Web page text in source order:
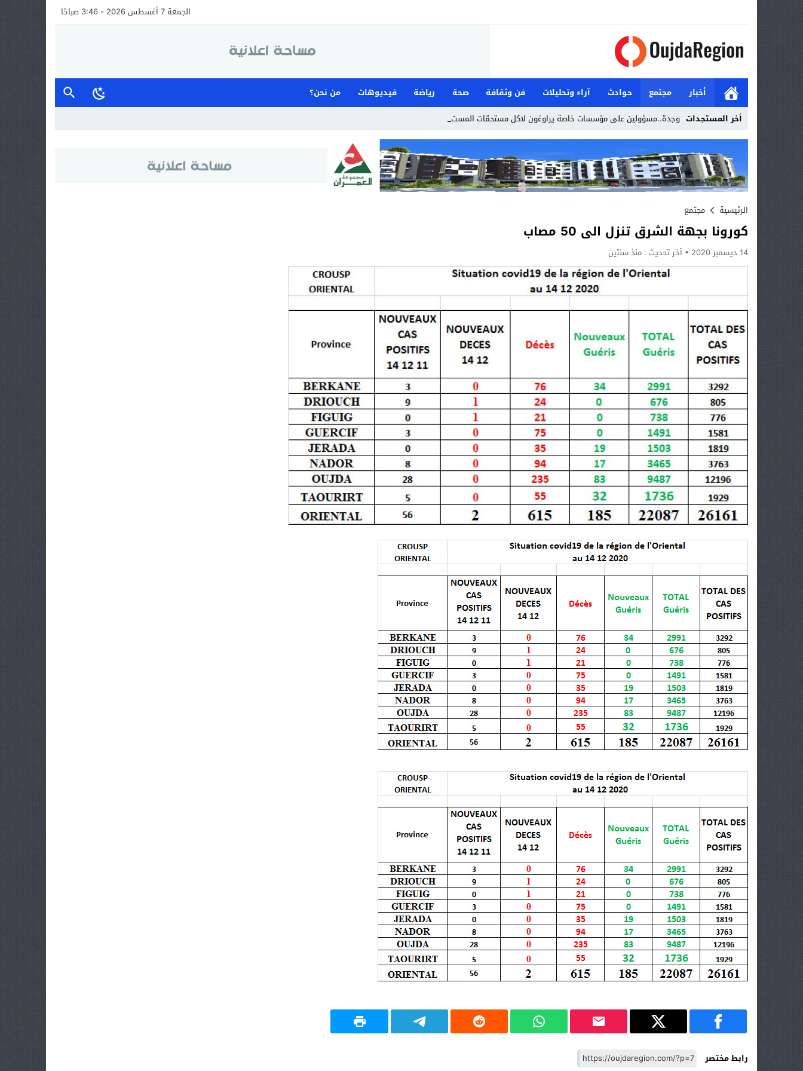
الجمعة 7 أغسطس 2026 - 3:46 صباحًا
أخبار مجتمع حوادث آراء وتحليلات فن وثقافة صحة رياضة فيديوهات
من نحن؟
أخر المستجدات وجدة..مسؤولين على مؤسسات خاصة يراوغون لاكل مستحقات المستخدمين
Stop
Previous
Next
الرئيسية
مجتمع
كورونا بجهة الشرق تنزل الى 50 مصاب
14 ديسمبر 2020 آخر تحديث : منذ سنتين
رابط مختصر